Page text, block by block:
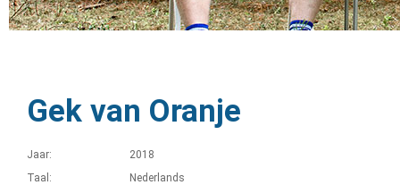
Gek van Oranje
Jaar:
2018
Taal:
Nederlands